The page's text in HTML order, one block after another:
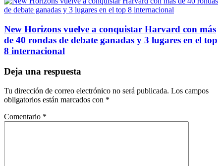
New Horizons vuelve a conquistar Harvard con más
de 40 rondas de debate ganadas y 3 lugares en el top
8 internacional
Deja una respuesta
Tu dirección de correo electrónico no será publicada. Los campos
obligatorios están marcados con *
Comentario *